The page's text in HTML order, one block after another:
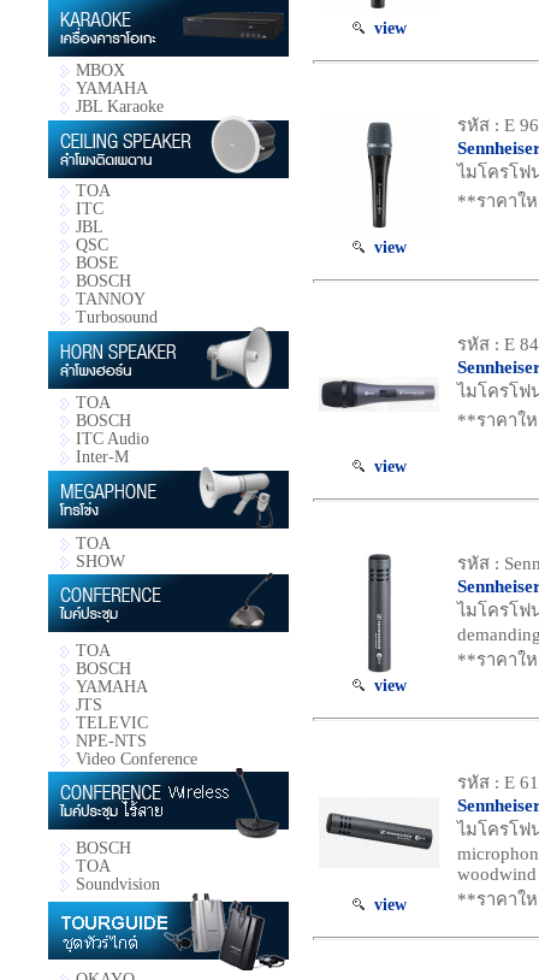
MBOX
YAMAHA
JBL Karaoke
TOA
ITC
JBL
QSC
BOSE
BOSCH
TANNOY
Turbosound
TOA
BOSCH
ITC Audio
Inter-M
TOA
SHOW
TOA
BOSCH
YAMAHA
JTS
TELEVIC
NPE-NTS
Video Conference
BOSCH
TOA
Soundvision
view
view
รหัส : E
ไมโครโฟ
**ราคาใ
view
รหัส : E
ไมโครโฟ
**ราคาใ
view
รหัส :
ไมโครโฟน
**ราคาใ
view
รหัส : E
ไมโครโฟ
woodwind
**ราคาใ